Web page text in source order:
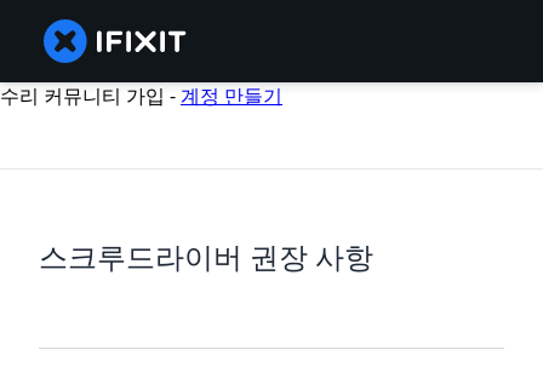
수리 커뮤니티 가입 -계정 만들기
스크루드라이버 권장 사항